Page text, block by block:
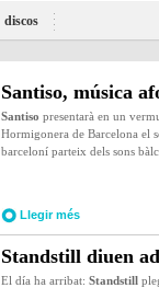
discos
Santiso, música
Santiso presentarà en un
Hormigonera de Barcelona el
barceloní parteix dels sons
Llegir més
Standstill diuen
El día ha arribat: Standstill